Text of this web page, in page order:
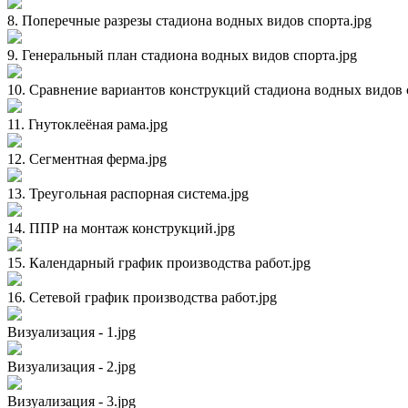
8. Поперечные разрезы стадиона водных видов спорта.jpg
9. Генеральный план стадиона водных видов спорта.jpg
10. Сравнение вариантов конструкций стадиона водных видов
11. Гнутоклеёная рама.jpg
12. Сегментная ферма.jpg
13. Треугольная распорная система.jpg
14. ППР на монтаж конструкций.jpg
15. Календарный график производства работ.jpg
16. Сетевой график производства работ.jpg
Визуализация - 1.jpg
Визуализация - 2.jpg
Визуализация - 3.jpg